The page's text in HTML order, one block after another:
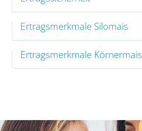
Ertragsmerkmale Silomais
Ertragsmerkmale Körnermais